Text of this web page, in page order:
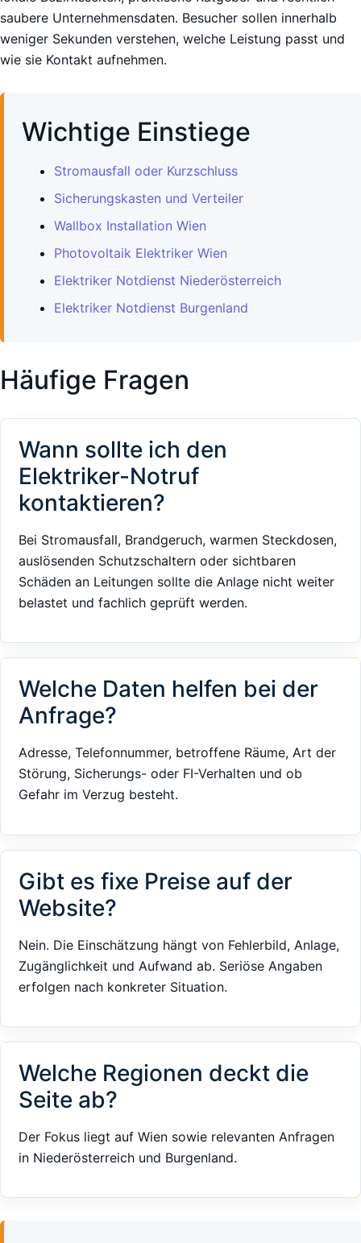
saubere Unternehmensdaten. Besucher sollen innerhalb
weniger Sekunden verstehen, welche Leistung passt und
wie sie Kontakt aufnehmen.
Wichtige Einstiege
Stromausfall oder Kurzschluss
Sicherungskasten und Verteiler
Wallbox Installation Wien
Photovoltaik Elektriker Wien
Elektriker Notdienst Niederösterreich
Elektriker Notdienst Burgenland
Häufige Fragen
Wann sollte ich den
Elektriker-Notruf
kontaktieren?
Bei Stromausfall, Brandgeruch, warmen Steckdosen,
auslösenden Schutzschaltern oder sichtbaren
Schäden an Leitungen sollte die Anlage nicht weiter
belastet und fachlich geprüft werden.
Welche Daten helfen bei der
Anfrage?
Adresse, Telefonnummer, betroffene Räume, Art der
Störung, Sicherungs- oder FI-Verhalten und ob
Gefahr im Verzug besteht.
Gibt es fixe Preise auf der
Website?
Nein. Die Einschätzung hängt von Fehlerbild, Anlage,
Zugänglichkeit und Aufwand ab. Seriöse Angaben
erfolgen nach konkreter Situation.
Welche Regionen deckt die
Seite ab?
Der Fokus liegt auf Wien sowie relevanten Anfragen
in Niederösterreich und Burgenland.